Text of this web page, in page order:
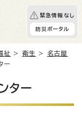
緊急情報なし
防災ポータル
祉 > 衛生 >
名古屋
ー
ター